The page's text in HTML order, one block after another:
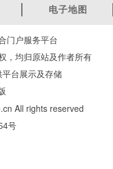
电子地图
门户服务平台
，均归原站及作者所有
台展示及存储
All rights reserved
号